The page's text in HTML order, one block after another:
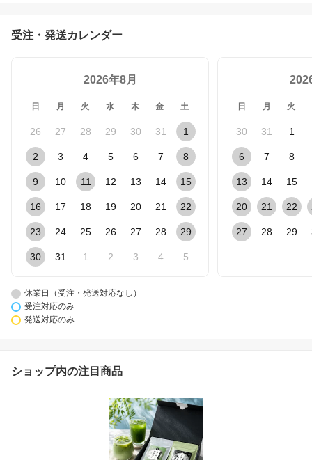
受注・発送カレンダー
2026年8月
日 月 火 水 木 金 土
26 27 28 29 30 31 1
2 3 4 5 6 7 8
9 10 11 12 13 14 15
16 17 18 19 20 21 22
23 24 25 26 27 28 29
30 31 1 2 3 4 5
日 月 火
30 31 1
6 7 8
13 14 15
20 21 22
27 28 29
休業日（受注・発送対応なし）
受注対応のみ
発送対応のみ
ショップ内の注目商品